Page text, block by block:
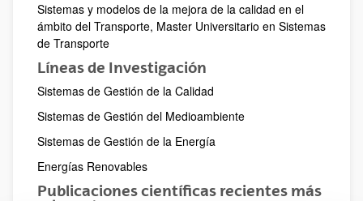
Sistemas y modelos de la mejora de la calidad en el
ámbito del Transporte, Master Universitario en Sistemas
de Transporte
Líneas de Investigación
Sistemas de Gestión de la Calidad
Sistemas de Gestión del Medioambiente
Sistemas de Gestión de la Energía
Energías Renovables
Publicaciones científicas recientes más